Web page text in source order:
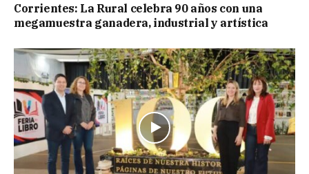
Corrientes: La Rural celebra 90 años con una
megamuestra ganadera, industrial y artística